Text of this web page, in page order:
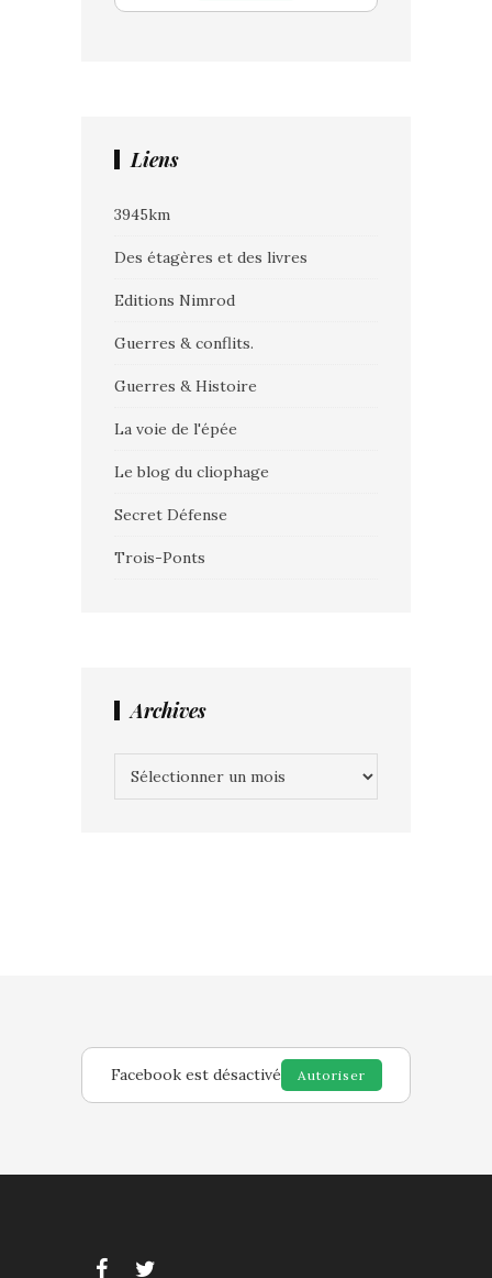
Liens
3945km
Des étagères et des livres
Editions Nimrod
Guerres & conflits.
Guerres & Histoire
La voie de l'épée
Le blog du cliophage
Secret Défense
Trois-Ponts
Archives
Facebook est désactivé Autoriser